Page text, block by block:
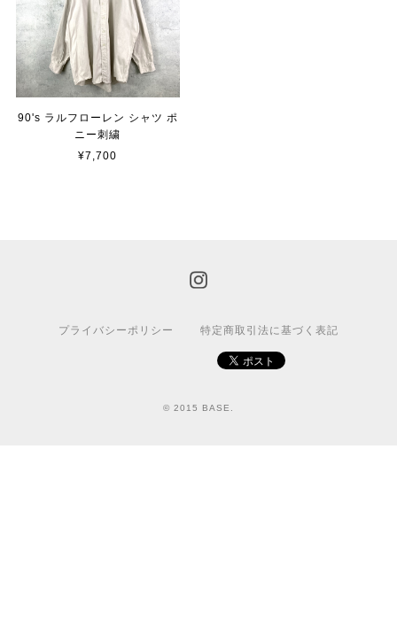
90's ラルフローレン シャツ ポ
ニー刺繍
¥7,700
プライバシーポリシー 特定商取引法に基づく表記
© 2015 BASE.